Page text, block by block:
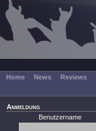
Home News Reviews
Anmeldung
Benutzername